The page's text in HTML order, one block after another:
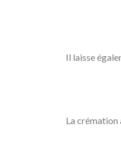
Il laisse
La crémation